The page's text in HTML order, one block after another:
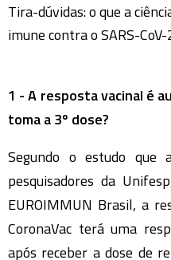
Tira-dúvidas: o que a
imune contra o SARS-CoV-
1 - A resposta vacinal é
toma a 3º dose?
Segundo o estudo que
pesquisadores da
EUROIMMUN Brasil, a
CoronaVac terá uma
após receber a dose de